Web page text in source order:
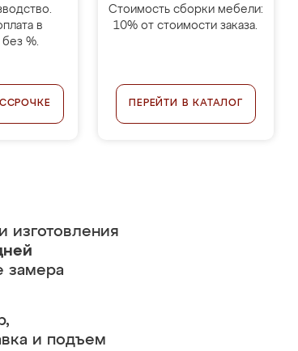
в
%.
Стоимость сборки мебели:
10% от стоимости заказа.
ПЕРЕЙТИ В КАТАЛОГ
изготовления
замера
и подъем